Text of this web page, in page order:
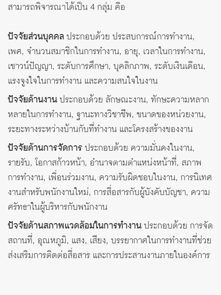
สามารถพิจารณาได้เป็น 4 กลุ่ม คือ
ปัจจัยส่วนบุคคล ประกอบด้วย ประสบการณ์การทำงาน,
เพศ, จำนวนสมาชิกในการทำงาน, อายุ, เวลาในการทำงาน,
เชาวน์ปัญญา, ระดับการศึกษา, บุคลิกภาพ, ระดับเงินเดือน,
แรงจูงใจในการทำงาน และความสนใจในงาน
ปัจจัยด้านงานประกอบด้วย ลักษณะงาน, ทักษะความหลาก
หลายในการทำงาน, ฐานะทางวิชาชีพ, ขนาดของหน่วยงาน,
ระยะทางระหว่างบ้านกับที่ทำงาน และโครงสร้างของงาน
ปัจจัยด้านการจัดการประกอบด้วย ความมั่นคงในงาน,
รายรับ, โอกาสก้าวหน้า, อำนาจตามตำแหน่งหน้าที่, สภาพ
การทำงาน, เพื่อนร่วมงาน, ความรับผิดชอบในงาน, การนิเทศ
งานสำหรับพนักงานใหม่, การสื่อสารกับผู้บังคับบัญชา, ความ
ศรัทธาในผู้บริหารกับพนักงาน
ปัจจัยด้านสภาพแวดล้อมในการทำงานประกอบด้วย การจัด
สถานที่, อุณหภูมิ, แสง, เสียง, บรรยากาศในการทำงานที่ช่วย
ส่งเสริมการติดต่อสื่อสาร และการประสานงานภายในองค์การ